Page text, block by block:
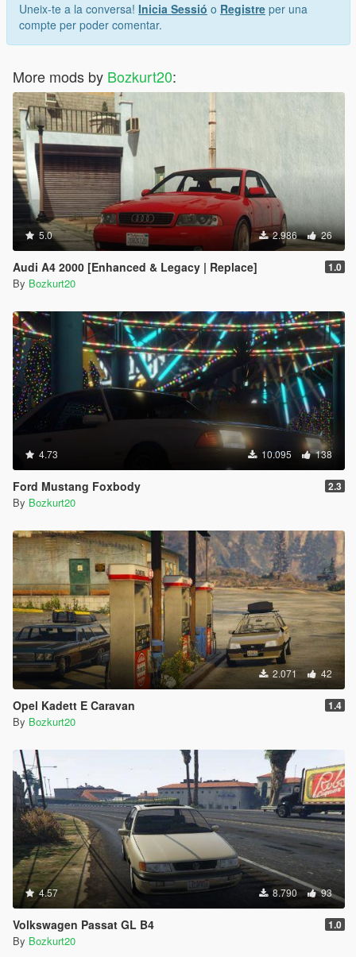
Uneix-te a la conversa! Inicia Sessió o Registre per una
compte per poder comentar.
More mods by Bozkurt20:
5.0 2.986 26
Audi A4 2000 [Enhanced & Legacy | Replace] 1.0
By Bozkurt20
4.73 10.095 138
Ford Mustang Foxbody 2.3
By Bozkurt20
2.071 42
Opel Kadett E Caravan 1.4
By Bozkurt20
4.57 8.790 93
Volkswagen Passat GL B4 1.0
By Bozkurt20